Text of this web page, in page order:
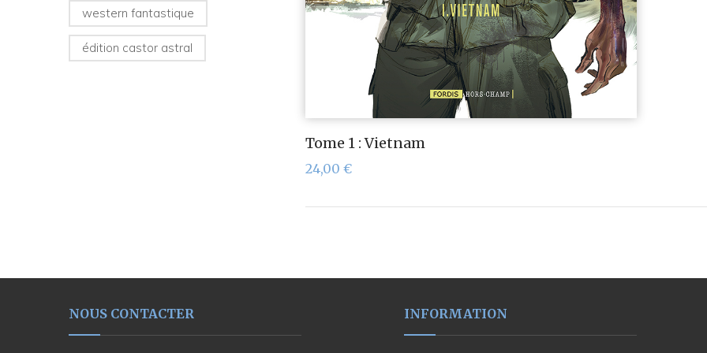
western fantastique
édition castor astral
Tome 1 : Vietnam
24,00 €
NOUS CONTACTER INFORMATION